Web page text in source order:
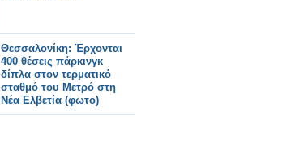
Θεσσαλονίκη: Έρχονται
400 θέσεις πάρκινγκ
δίπλα στον τερματικό
σταθμό του Μετρό στη
Νέα Ελβετία (φωτο)